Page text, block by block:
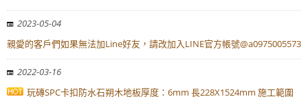
LINE官方帳號@a0975005573
2023-05-04
親愛的客戶們如果無法加Line好友，請改加入LINE官方帳號@a0975005573
2022-03-16
玩磚SPC卡扣防水石朔木地板厚度：6mm 長228X1524mm 施工範圍